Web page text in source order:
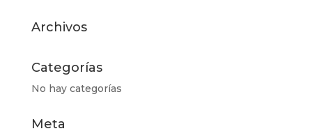
Archivos
Categorías
No hay categorías
Meta